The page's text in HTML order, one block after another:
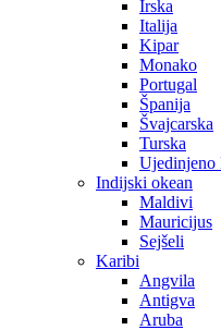
Irska
Italija
Kipar
Monako
Portugal
Španija
Švajcarska
Turska
Ujedinjeno
Indijski okean
Maldivi
Mauricijus
Sejšeli
Karibi
Angvila
Antigva
Aruba